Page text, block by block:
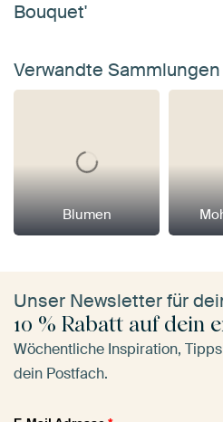
Bouquet'
Verwandte Sammlungen
Blumen
Unser Newsletter für
10 % Rabatt auf dein
Wöchentliche Inspiration,
dein Postfach.